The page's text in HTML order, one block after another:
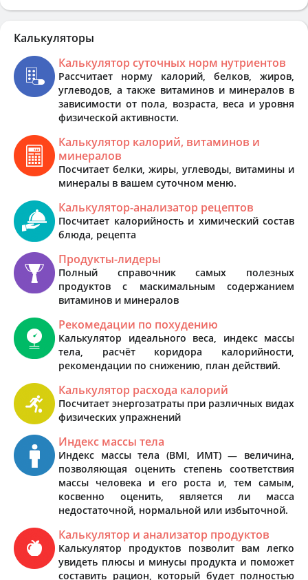
Калькуляторы
Калькулятор суточных норм нутриентов
Рассчитает норму калорий, белков, жиров,
углеводов, а также витаминов и минералов в
зависимости от пола, возраста, веса и уровня
физической активности.
Калькулятор калорий, витаминов и
минералов
Посчитает белки, жиры, углеводы, витамины и
минералы в вашем суточном меню.
Калькулятор-анализатор рецептов
Посчитает калорийность и химический состав
блюда, рецепта
Продукты-лидеры
Полный справочник самых полезных
продуктов с маскимальным содержанием
витаминов и минералов
Рекомедации по похудению
Калькулятор идеального веса, индекс массы
тела, расчёт коридора калорийности,
рекомендации по снижению, план действий.
Калькулятор расхода калорий
Посчитает энергозатраты при различных видах
физических упражнений
Индекс массы тела
Индекс массы тела (BMI, ИМТ) — величина,
позволяющая оценить степень соответствия
массы человека и его роста и, тем самым,
косвенно оценить, является ли масса
недостаточной, нормальной или избыточной.
Калькулятор и анализатор продуктов
Калькулятор продуктов позволит вам легко
увидеть плюсы и минусы продукта и поможет
составить рацион, который будет полностью